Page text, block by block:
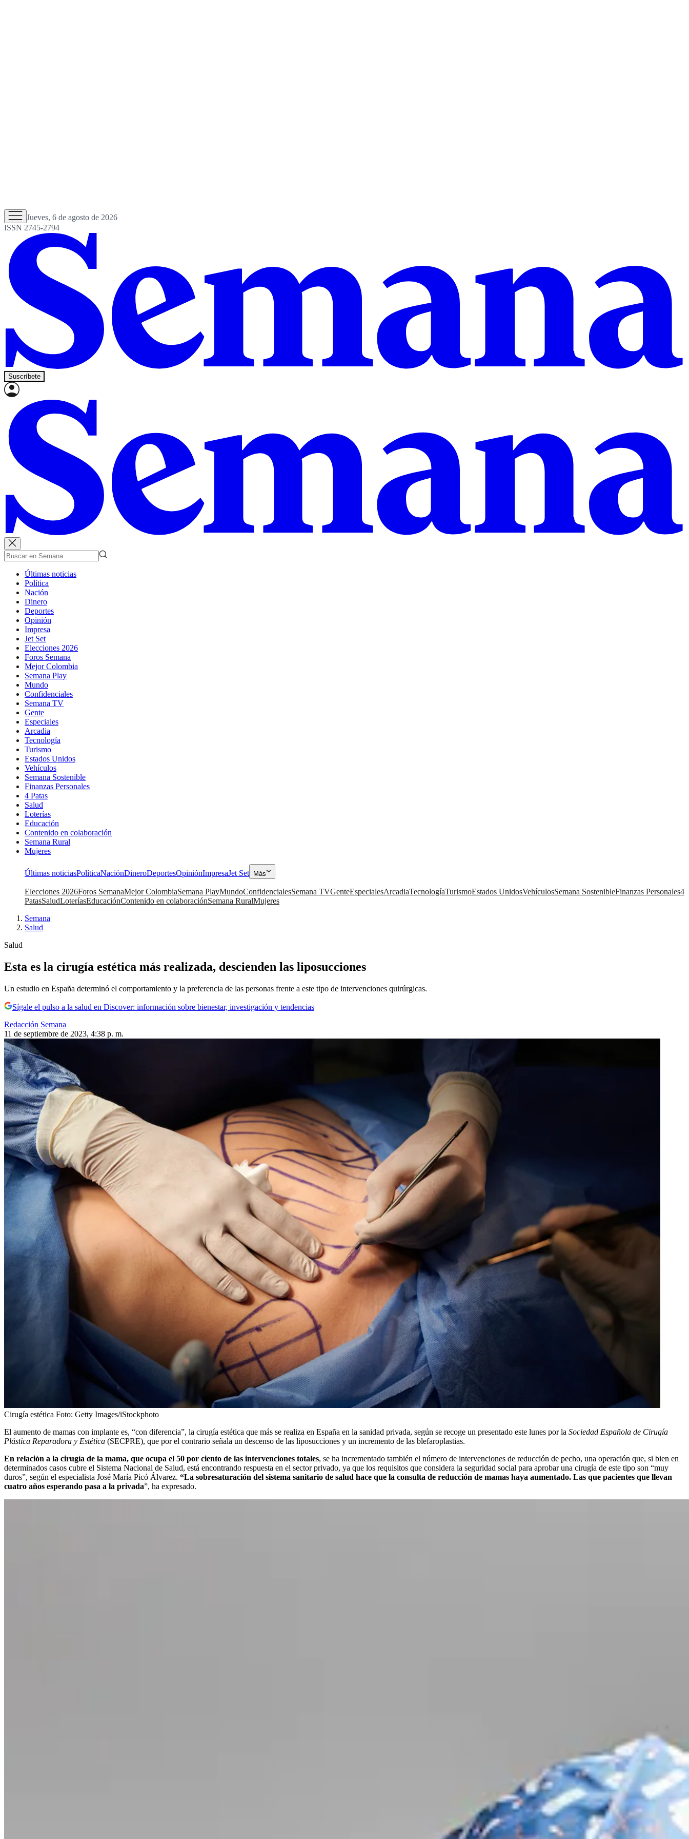
Jueves, 6 de agosto de 2026
ISSN 2745-2794
Suscríbete
Últimas noticias
Política
Nación
Dinero
Deportes
Opinión
Impresa
Jet Set
Elecciones 2026
Foros Semana
Mejor Colombia
Semana Play
Mundo
Confidenciales
Semana TV
Gente
Especiales
Arcadia
Tecnología
Turismo
Estados Unidos
Vehículos
Semana Sostenible
Finanzas Personales
4 Patas
Salud
Loterías
Educación
Contenido en colaboración
Semana Rural
Mujeres
Últimas noticiasPolíticaNaciónDineroDeportesOpiniónImpresaJet Set Más
Elecciones 2026Foros SemanaMejor ColombiaSemana PlayMundoConfidencialesSemana TVGenteEspecialesArcadiaTecnologíaTurismoEstados UnidosVehículosSemana SostenibleFinanzas Personales4
PatasSaludLoteríasEducaciónContenido en colaboraciónSemana RuralMujeres
Semana|
Salud
Salud
Esta es la cirugía estética más realizada, descienden las liposucciones
Un estudio en España determinó el comportamiento y la preferencia de las personas frente a este tipo de intervenciones quirúrgicas.
Sígale el pulso a la salud en Discover: información sobre bienestar, investigación y tendencias
Redacción Semana
11 de septiembre de 2023, 4:38 p. m.
Cirugía estética Foto: Getty Images/iStockphoto
El aumento de mamas con implante es, “con diferencia”, la cirugía estética que más se realiza en España en la sanidad privada, según se recoge un presentado este lunes por la Sociedad Española de Cirugía
Plástica Reparadora y Estética (SECPRE), que por el contrario señala un descenso de las liposucciones y un incremento de las blefaroplastias.
En relación a la cirugía de la mama, que ocupa el 50 por ciento de las intervenciones totales, se ha incrementado también el número de intervenciones de reducción de pecho, una operación que, si bien en
determinados casos cubre el Sistema Nacional de Salud, está encontrando respuesta en el sector privado, ya que los requisitos que considera la seguridad social para aprobar una cirugía de este tipo son “muy
duros”, según el especialista José María Picó Álvarez. “La sobresaturación del sistema sanitario de salud hace que la consulta de reducción de mamas haya aumentado. Las que pacientes que llevan
cuatro años esperando pasa a la privada”, ha expresado.